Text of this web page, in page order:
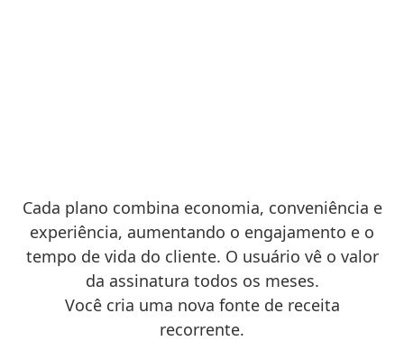
Cada plano combina economia, conveniência e
experiência, aumentando o engajamento e o
tempo de vida do cliente. O usuário vê o valor
da assinatura todos os meses.
Você cria uma nova fonte de receita
recorrente.